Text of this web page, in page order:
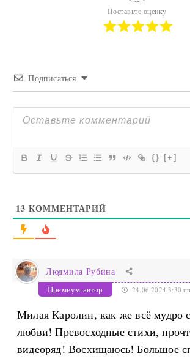
Поставьте оценку
Подписаться
{} [+]
13 КОММЕНТАРИЙ
Людмила Рубина
Премиум-автор 24.06.2024 3:30 пп
Милая Каролин, как же всё мудро
любви! Превосходные стихи,
видеоряд! Восхищаюсь! Большое